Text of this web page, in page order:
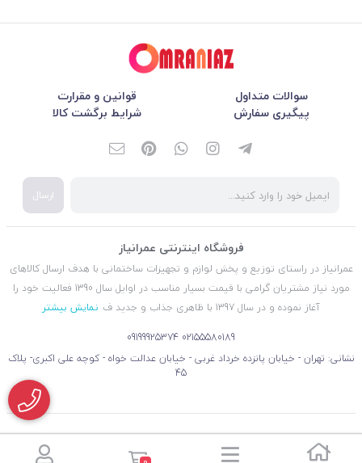
سوالات متداول
قوانین و مقرارت
پیگیری سفارش
شرایط برگشت کالا
ارسال
فروشگاه اینترنتی عمرانیاز
عمرانیاز در راستای توزیع و پخش لوازم و تجهیزات ساختمانی با هدف ارسال کالاهای
مورد نیاز مشتریان گرامی با قیمت بسیار مناسب در اوایل سال 1390 فعالیت خود را
آغاز نموده و در سال 1397 با ظاهری جذاب و جدید ف
نمایش بیشتر
02155580189
09199925374
نشانی: تهران - خیابان پانزده خرداد غربی - خیابان عدالت خواه - کوچه علی اکبری- پلاک
45